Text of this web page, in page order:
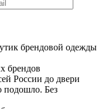
брендовой одежды
брендов
России до двери
подошло. Без